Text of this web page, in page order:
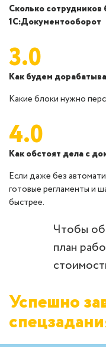
Сколько сотрудников
1С:Документооборот
3.0
Как будем
Какие блоки нужно
4.0
Как обстоят дела с
Если даже без
готовые регламенты и
быстрее.
Чтобы
план
Успешно